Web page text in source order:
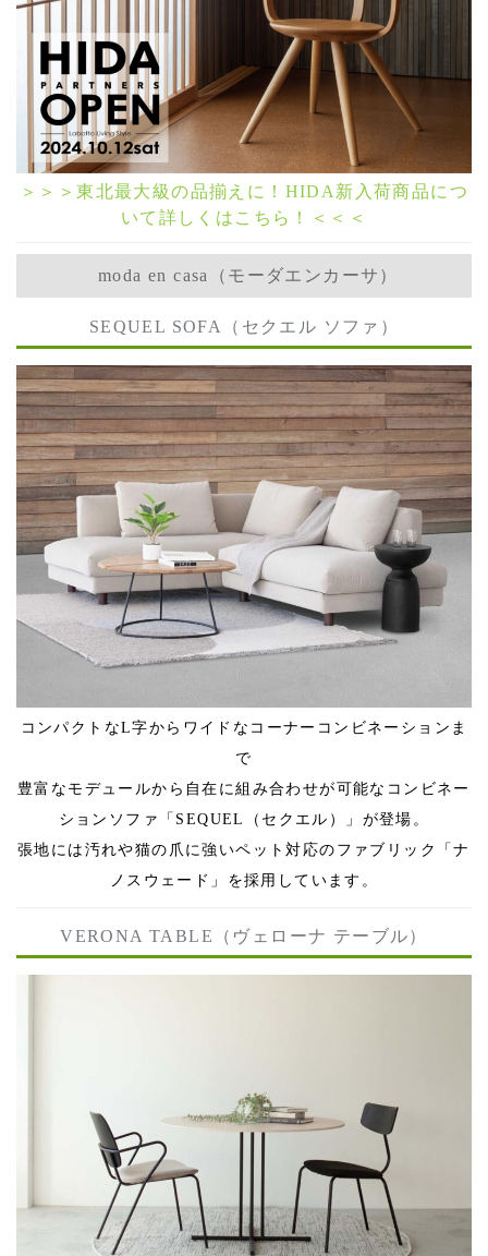
＞＞＞東北最大級の品揃えに！HIDA新入荷商品につ
いて詳しくはこちら！＜＜＜
moda en casa（モーダエンカーサ）
SEQUEL SOFA（セクエル ソファ）
コンパクトなL字からワイドなコーナーコンビネーションま
で
豊富なモデュールから自在に組み合わせが可能なコンビネー
ションソファ「SEQUEL（セクエル）」が登場。
張地には汚れや猫の爪に強いペット対応のファブリック「ナ
ノスウェード」を採用しています。
VERONA TABLE（ヴェローナ テーブル）